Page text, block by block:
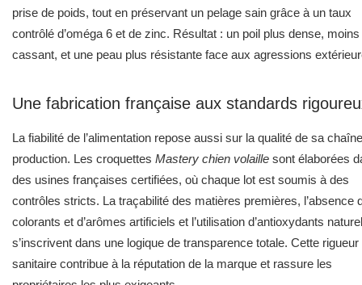
prise de poids, tout en préservant un pelage sain grâce à un taux
contrôlé d’oméga 6 et de zinc. Résultat : un poil plus dense, moins
cassant, et une peau plus résistante face aux agressions
Une fabrication française aux standards
La fiabilité de l’alimentation repose aussi sur la qualité de sa
production. Les croquettes Mastery chien volaille sont élaborées
des usines françaises certifiées, où chaque lot est soumis à des
contrôles stricts. La traçabilité des matières premières, l’absence
colorants et d’arômes artificiels et l’utilisation d’antioxydants
s’inscrivent dans une logique de transparence totale. Cette rigueur
sanitaire contribue à la réputation de la marque et rassure les